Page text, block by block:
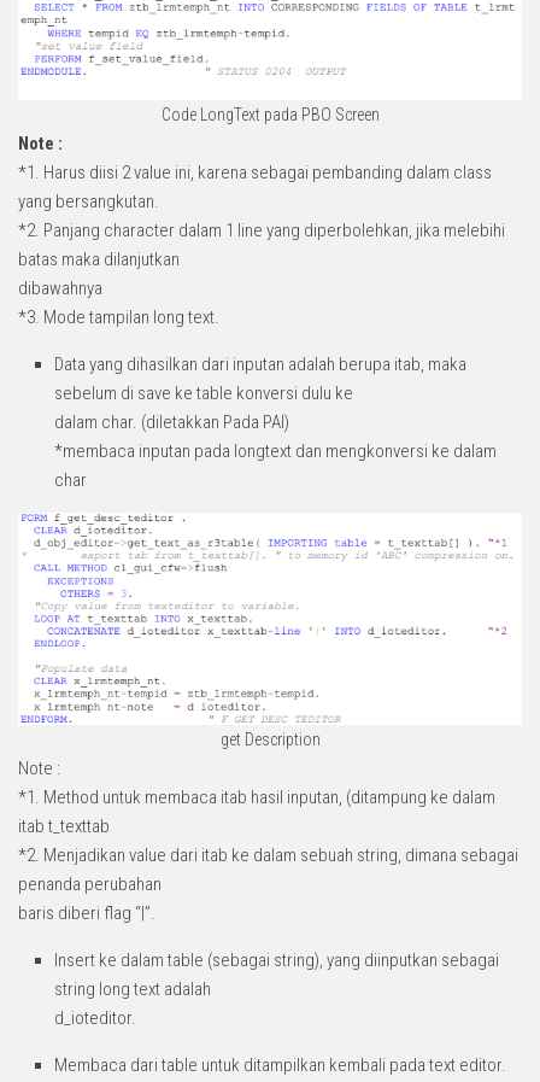
Code LongText pada PBO Screen
Note :
*1. Harus diisi 2 value ini, karena sebagai pembanding dalam class
yang bersangkutan.
*2. Panjang character dalam 1 line yang diperbolehkan, jika melebihi
batas maka dilanjutkan
dibawahnya
*3. Mode tampilan long text.
Data yang dihasilkan dari inputan adalah berupa itab, maka
sebelum di save ke table konversi dulu ke
dalam char. (diletakkan Pada PAI)
*membaca inputan pada longtext dan mengkonversi ke dalam
char
get Description
Note :
*1. Method untuk membaca itab hasil inputan, (ditampung ke dalam
itab t_texttab
*2. Menjadikan value dari itab ke dalam sebuah string, dimana sebagai
penanda perubahan
baris diberi flag “|”.
Insert ke dalam table (sebagai string), yang diinputkan sebagai
string long text adalah
d_ioteditor.
Membaca dari table untuk ditampilkan kembali pada text editor.